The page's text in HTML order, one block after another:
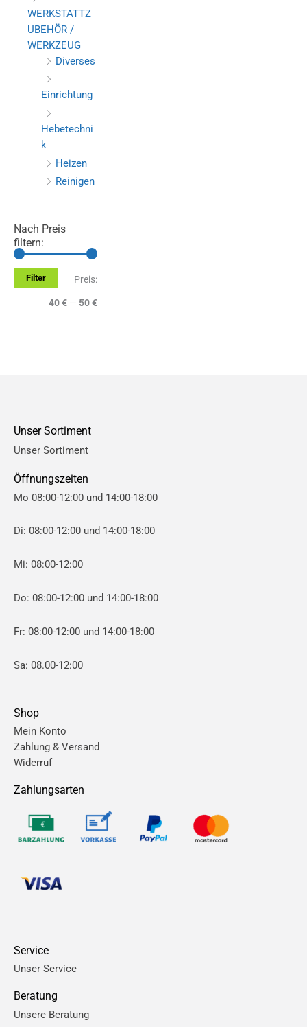
WERKSTATTZ
UBEHÖR /
WERKZEUG
Diverses
Einrichtung
Hebetechni
k
Heizen
Reinigen
Nach Preis
filtern:
M
i
M
a
Filter
Preis:
40 € —50 €
Unser Sortiment
Unser Sortiment
Öffnungszeiten
Mo 08:00-12:00 und 14:00-18:00
Di: 08:00-12:00 und 14:00-18:00
Mi: 08:00-12:00
Do: 08:00-12:00 und 14:00-18:00
Fr: 08:00-12:00 und 14:00-18:00
Sa: 08.00-12:00
Shop
Mein Konto
Zahlung & Versand
Widerruf
Zahlungsarten
Service
Unser Service
Beratung
Unsere Beratung